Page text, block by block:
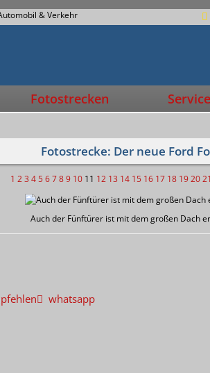
& Verkehr
Fotostrecken
Fotostrecke: Der neue Ford
1 2 3 4 5 6 7 8 9 10 11 12 13 14 15 16 17 18 19 20 21
Auch der Fünftürer ist mit dem großen Dach
whatsapp